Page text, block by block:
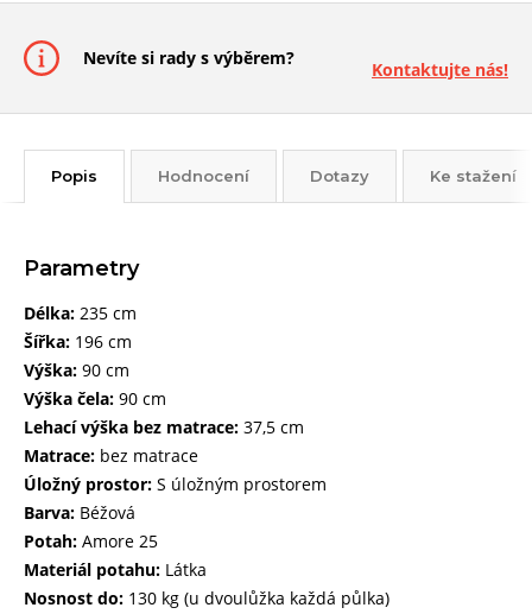
Nevíte si rady s výběrem?
Kontaktujte nás!
Popis Hodnocení Dotazy Ke stažení
Parametry
Délka: 235 cm
Šířka: 196 cm
Výška: 90 cm
Výška čela: 90 cm
Lehací výška bez matrace: 37,5 cm
Matrace: bez matrace
Úložný prostor: S úložným prostorem
Barva: Béžová
Potah: Amore 25
Materiál potahu: Látka
Nosnost do: 130 kg (u dvoulůžka každá půlka)